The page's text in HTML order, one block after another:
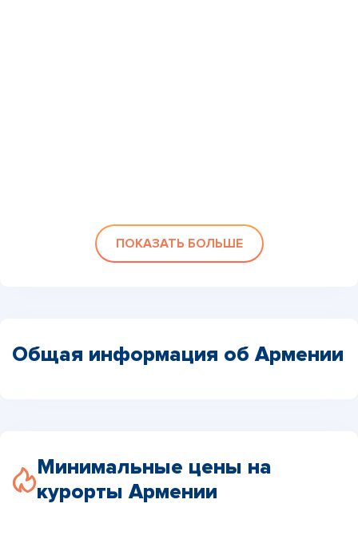
ПОКАЗАТЬ БОЛЬШЕ
Общая информация об Армении
Минимальные цены на
курорты Армении